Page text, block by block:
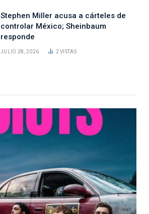
Stephen Miller acusa a cárteles de
controlar México; Sheinbaum
responde
JULIO 28, 2026 2VISTAS